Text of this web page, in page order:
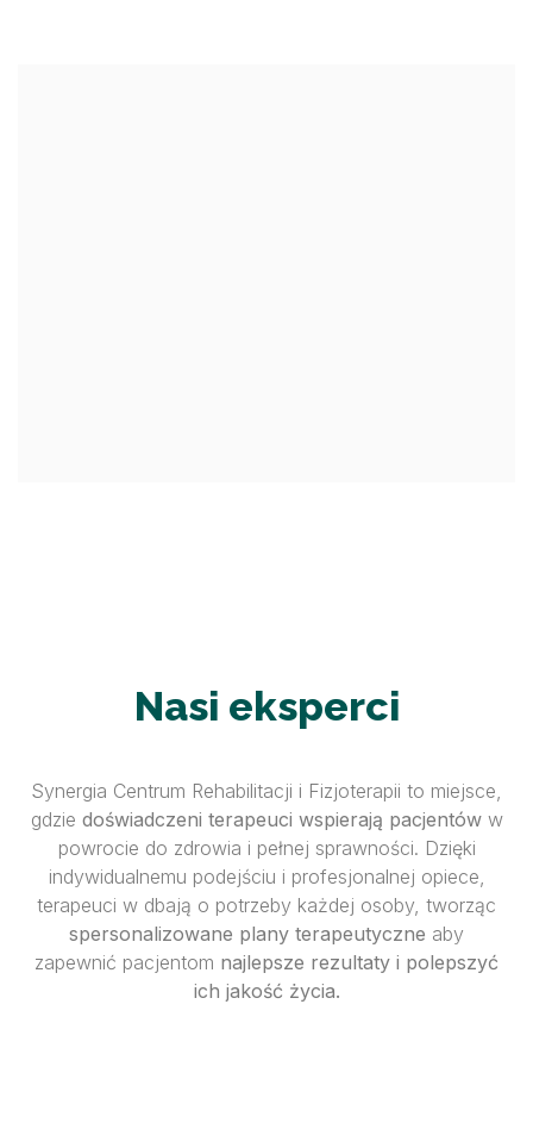
Nasi eksperci
Synergia Centrum Rehabilitacji i Fizjoterapii to miejsce,
gdzie doświadczeni terapeuci wspierają pacjentóww
powrocie do zdrowia i pełnej sprawności. Dzięki
indywidualnemu podejściu i profesjonalnej opiece,
terapeuci w dbają o potrzeby każdej osoby, tworząc
spersonalizowane plany terapeutyczne aby
zapewnić pacjentom najlepsze rezultaty i polepszyć
ich jakość życia.